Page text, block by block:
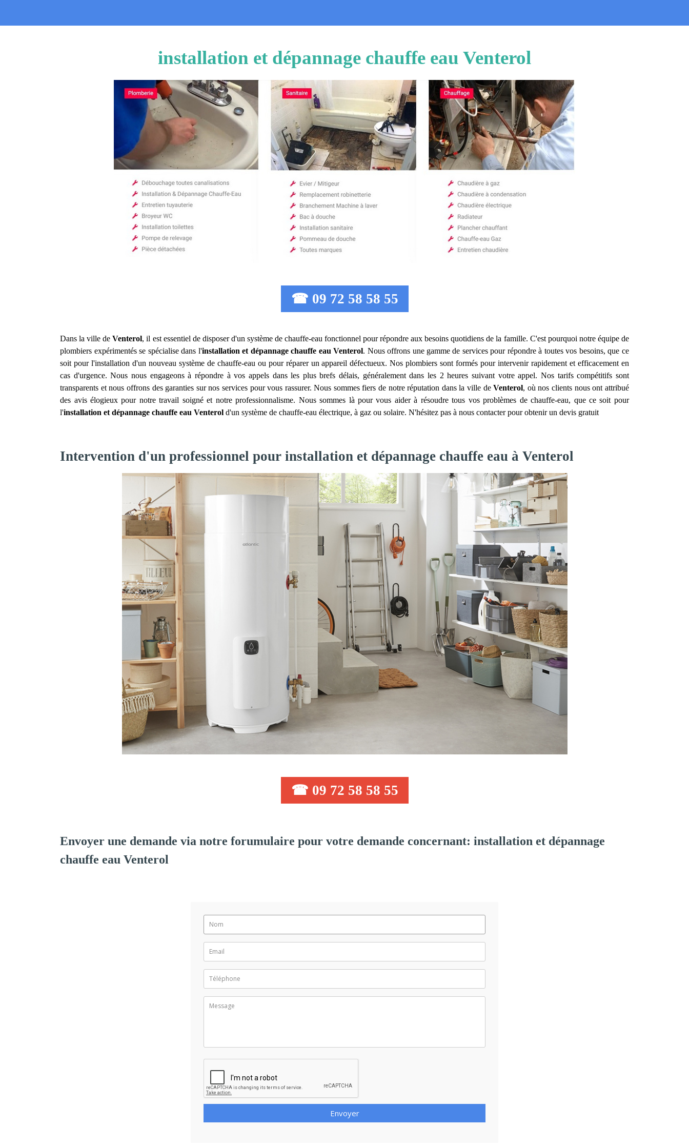
installation et dépannage chauffe eau Venterol
☎ 09 72 58 58 55
Dans la ville deVenterol, il est essentiel de disposer d'un système de chauffe-eau fonctionnel pour répondre aux besoins quotidiens de la famille. C'est pourquoi notre équipe de
plombiers expérimentés se spécialise dans l'installation et dépannage chauffe eau Venterol. Nous offrons une gamme de services pour répondre à toutes vos besoins, que ce
soit pour l'installation d'un nouveau système de chauffe-eau ou pour réparer un appareil défectueux. Nos plombiers sont formés pour intervenir rapidement et efficacement en
cas d'urgence. Nous nous engageons à répondre à vos appels dans les plus brefs délais, généralement dans les 2 heures suivant votre appel. Nos tarifs compétitifs sont
transparents et nous offrons des garanties sur nos services pour vous rassurer. Nous sommes fiers de notre réputation dans la ville deVenterol, où nos clients nous ont attribué
des avis élogieux pour notre travail soigné et notre professionnalisme. Nous sommes là pour vous aider à résoudre tous vos problèmes de chauffe-eau, que ce soit pour
l'installation et dépannage chauffe eau Venterol d'un système de chauffe-eau électrique, à gaz ou solaire. N'hésitez pas à nous contacter pour obtenir un devis gratuit
Intervention d'un professionnel pour installation et dépannage chauffe eau à Venterol
☎ 09 72 58 58 55
Envoyer une demande via notre forumulaire pour votre demande concernant: installation et dépannage
chauffe eau Venterol
Envoyer